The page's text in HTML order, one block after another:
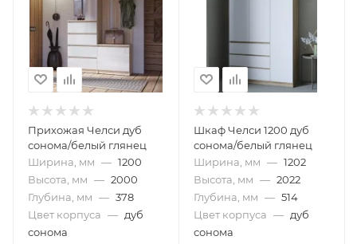
Прихожая Челси дуб
сонома/белый глянец
Ширина, мм — 1200
Высота, мм — 2000
Глубина, мм — 378
Цвет корпуса — дуб
сонома
Шкаф Челси 1200 дуб
сонома/белый глянец
Ширина, мм — 1202
Высота, мм — 2022
Глубина, мм — 514
Цвет корпуса — дуб
сонома